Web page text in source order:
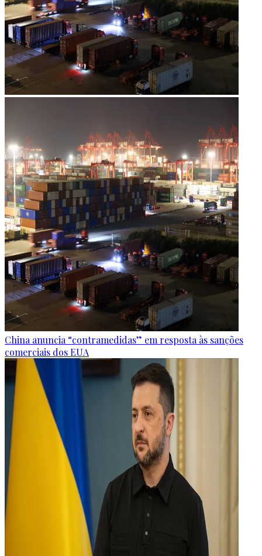
China anuncia “contramedidas” em resposta às sanções
comerciais dos EUA